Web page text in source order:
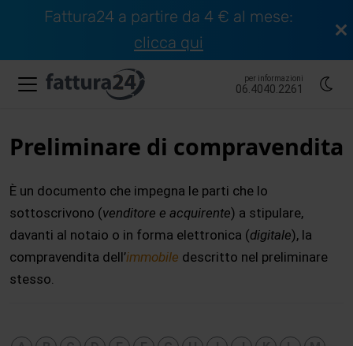
Fattura24 a partire da 4 € al mese:
clicca qui
per informazioni
06.4040.2261
Preliminare di compravendita
È un documento che impegna le parti che lo
sottoscrivono (venditore e acquirente) a stipulare,
davanti al notaio o in forma elettronica (digitale), la
compravendita dell’immobile descritto nel preliminare
stesso.